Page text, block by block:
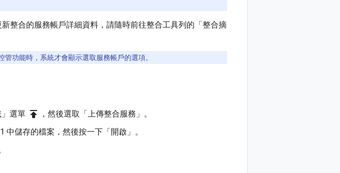
整合的服務帳戶詳細資料，請隨時前往整合工具列的「整合摘
管功能時，系統才會顯示選取服務帳戶的選項。
選單 publish ，然後選取「上傳整合服務」 。
儲存的檔案，然後按一下「開啟」 。